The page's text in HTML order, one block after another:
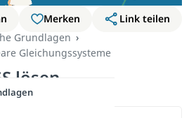
Merken
Link teilen
Grundlagen
Gleichungssysteme
lösen